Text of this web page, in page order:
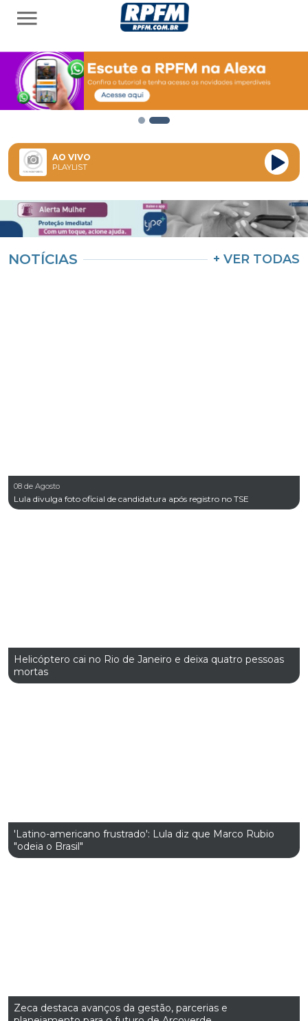
AO VIVO
PLAYLIST
NOTÍCIAS + VER TODAS
08 de Agosto
Lula divulga foto oficial de candidatura após registro no TSE
Helicóptero cai no Rio de Janeiro e deixa quatro pessoas
mortas
'Latino-americano frustrado': Lula diz que Marco Rubio
"odeia o Brasil"
Zeca destaca avanços da gestão, parcerias e